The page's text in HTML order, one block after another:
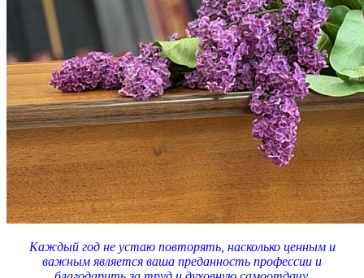
Каждый год не устаю повторять, насколько ценным и
важным является ваша преданность профессии и